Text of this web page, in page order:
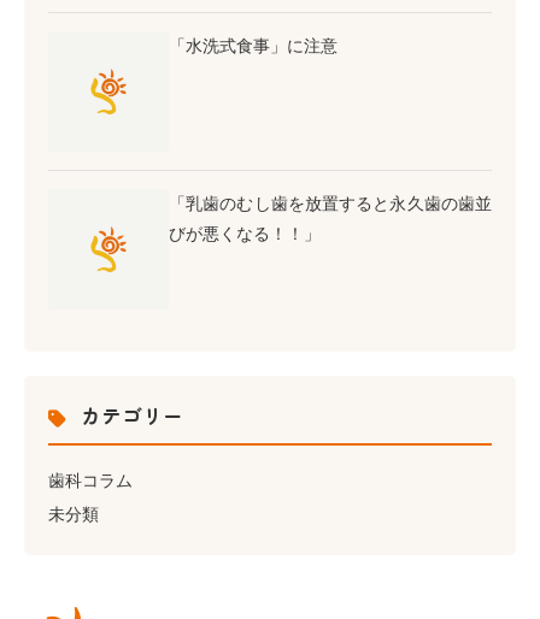
「水洗式食事」に注意
「乳歯のむし歯を放置すると永久歯の歯並
びが悪くなる！！」
カテゴリー
歯科コラム
未分類